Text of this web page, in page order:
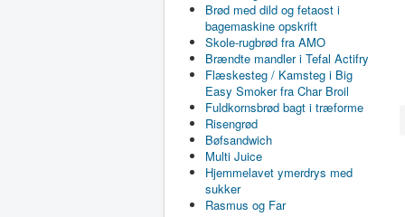
Brød med dild og fetaost i
bagemaskine opskrift
Skole-rugbrød fra AMO
Brændte mandler i Tefal Actifry
Flæskesteg / Kamsteg i Big
Easy Smoker fra Char Broil
Fuldkornsbrød bagt i træforme
Risengrød
Bøfsandwich
Multi Juice
Hjemmelavet ymerdrys med
sukker
Rasmus og Far